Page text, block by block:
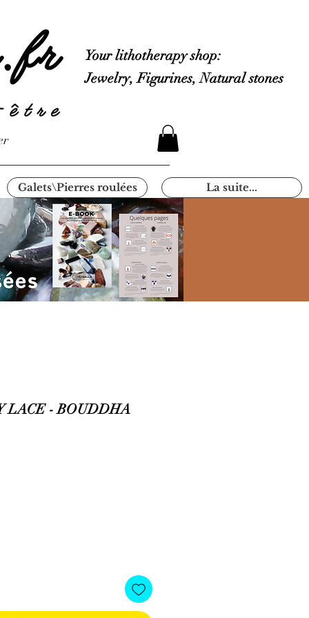
Your lithotherapy shop:
Jewelry, Figurines, Natural stones
Galets\Pierres roulées La suite...
LACE - BOUDDHA